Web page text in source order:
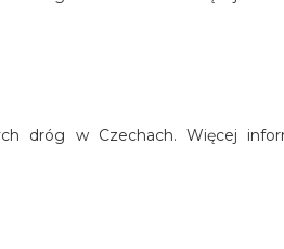
dróg w Czechach. Więcej